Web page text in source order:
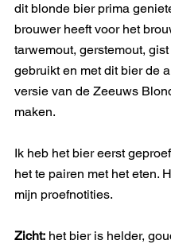
dit blonde bier prima
brouwer heeft voor het
tarwemout, gerstemout,
gebruikt en met dit bier de
versie van de Zeeuws
maken.
Ik heb het bier eerst
het te pairen met het eten.
mijn proefnotities.
Zicht: het bier is helder,